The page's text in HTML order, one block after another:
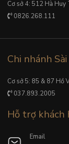
Cơ sở 4: 512 Hà Huy
0826.268.111
Chi nhánh Sài
Cơ sở 5: 85 & 87 Hồ
037.893.2005
Hỗ trợ khách
Email